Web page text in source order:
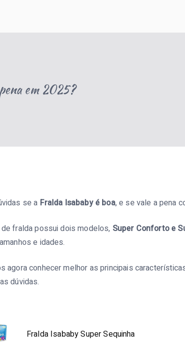
em 2025?
se a Fralda Isababy é boa, e se vale a pena
de fralda possui dois modelos, Super Conforto e
e idades.
agora conhecer melhor as principais
dúvidas.
Fralda Isababy Super Sequinha